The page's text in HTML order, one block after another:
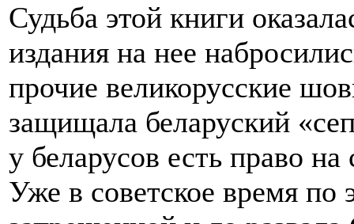
Судьба этой книги
издания на нее
прочие великорусские
защищала беларуский
у беларусов есть право на
Уже в советское время